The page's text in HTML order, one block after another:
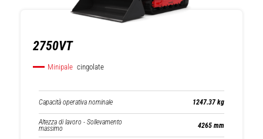
2750VT
Minipale cingolate
Capacità operativa nominale 1247.37 kg
Altezza di lavoro - Sollevamento
massimo 4265 mm